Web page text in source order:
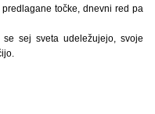
točke, dnevni red pa
sej sveta udeležujejo, svoje